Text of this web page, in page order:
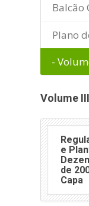
Balcão
Plano
-
Volume
e
de
Capa